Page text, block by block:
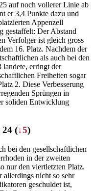
auf noch vollerer Linie ab
er 3,4 Punkte dazu und
Appenzell
gestaffelt: Der Abstand
Verfolger ist gleich gross
16. Platz. Nachdem der
als auch bei den
landete, erringt der
Freiheiten sogar
2. Diese Verbesserung
Sprüngen in
soliden Entwicklung
(↓5)
bei den gesellschaftlichen
in der zweiten
nur den viertletzten Platz.
allerdings nicht so sehr
geschuldet ist,